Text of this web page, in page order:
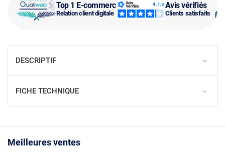
Top 1 E-commerce
Relation client digitale
Avis vérifiés
Clients satisfaits
DESCRIPTIF
FICHE TECHNIQUE
Meilleures ventes